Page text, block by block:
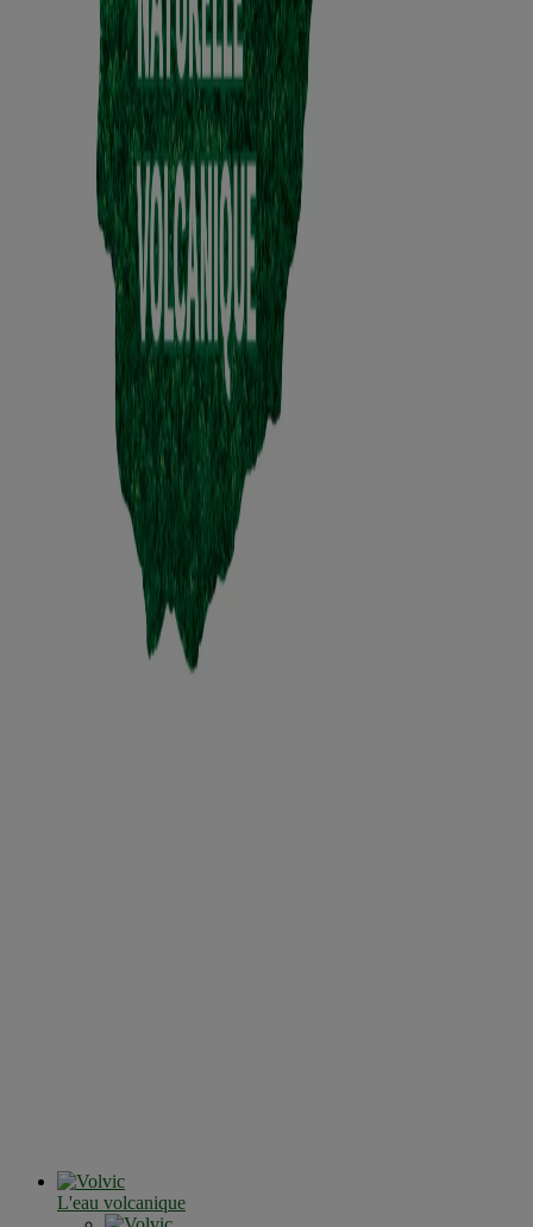
L'eau volcanique